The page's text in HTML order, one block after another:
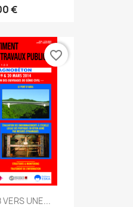
€
UNE...
favorite_border